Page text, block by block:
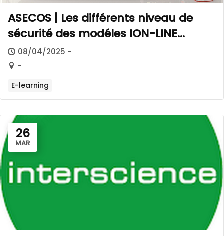
ASECOS | Les différents niveau de
sécurité des modéles ION-LINE
Modéles
08/04/2025 -
-
E-learning
26
MAR